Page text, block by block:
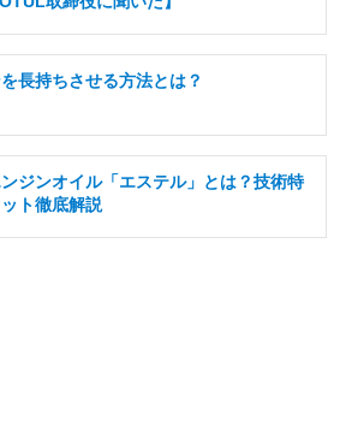
長持ちさせる方法とは？
ジンオイル「エステル」とは？技術特
ト徹底解説